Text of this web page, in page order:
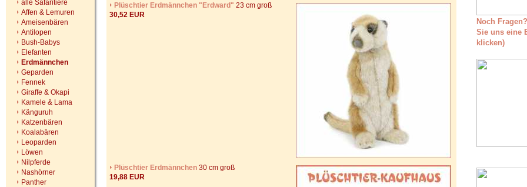
alle Safaritiere
Affen & Lemuren
Ameisenbären
Antilopen
Bush-Babys
Elefanten
Erdmännchen
Geparden
Fennek
Giraffe & Okapi
Kamele & Lama
Känguruh
Katzenbären
Koalabären
Leoparden
Löwen
Nilpferde
Nashörner
Panther
Plüschtier Erdmännchen "Erdward" 23 cm groß
30,52 EUR
Plüschtier Erdmännchen 30 cm groß
19,88 EUR
Noch
Sie uns eine
klicken)